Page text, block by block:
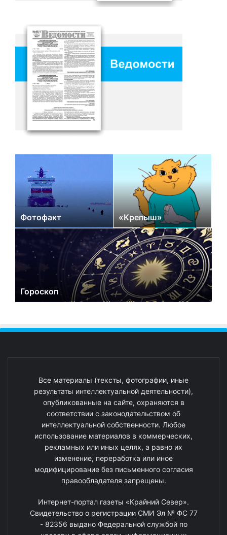
Фотофакт «Крепыш»
Гороскоп
Все материалы (тексты, фотографии, иные
результаты интеллектуальной деятельности),
опубликованные на сайте, охраняются в
соответствии с законодательством об
интеллектуальной собственности. Любое
использование материалов в коммерческих,
рекламных или иных целях, а равно их
изменение, переработка или иное
модифицирование без письменного согласия
правообладателя запрещены.
Интернет-портал газеты «Крайний Север».
Свидетельство о регистрации СМИ Эл № ФС 77
- 82356 выдано Федеральной службой по